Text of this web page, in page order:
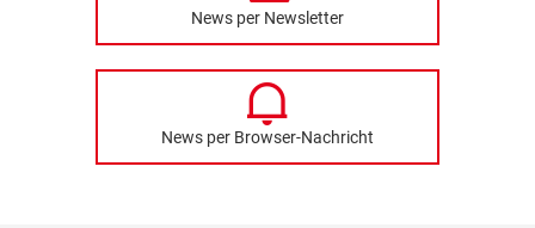
News per Newsletter
News per Browser-Nachricht